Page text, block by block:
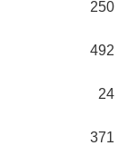
250
492
24
371